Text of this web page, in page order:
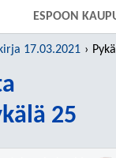
ESPOON
17.03.2021
25